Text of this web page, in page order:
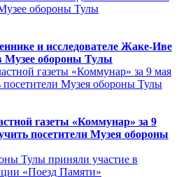
и исследователе Жаке-Иве
Музее обороны Тулы
газеты «Коммунар» за 9
посетители Музея обороны